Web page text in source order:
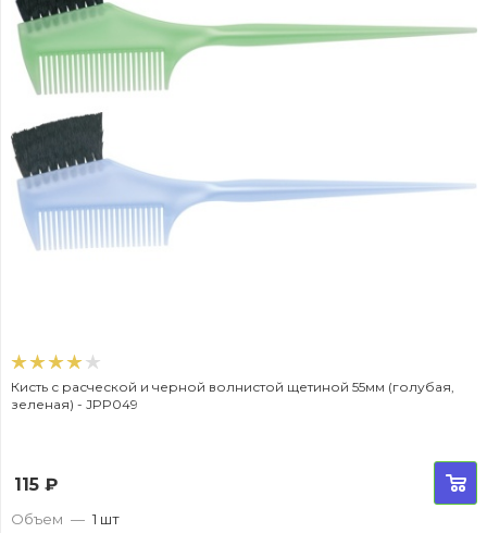
Кисть с расческой и черной волнистой щетиной 55мм (голубая,
зеленая) - JPP049
115 ₽
Объем — 1 шт